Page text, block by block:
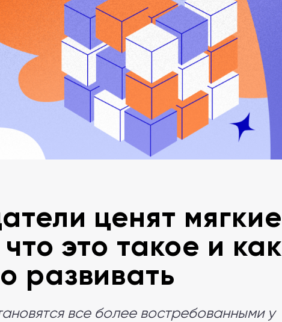
ценят мягкие
это такое и как
развивать
все более востребованными у